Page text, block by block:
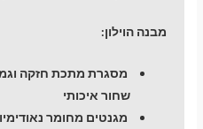
מבנה הוילון:
שחור איכותי
מגנטים מחומר